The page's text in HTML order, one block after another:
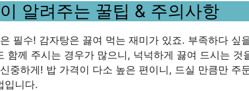
알려주는 꿀팁 & 주의사항
필수! 감자탕은 끓여 먹는 재미가 있죠. 부족하다 싶
함께 주시는 경우가 많으니, 넉넉하게 끓여 드시는 것
중하게! 밥 가격이 다소 높은 편이니, 드실 만큼만 주
입니다.